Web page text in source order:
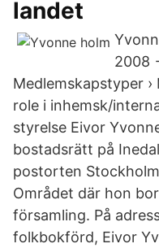
landet
2008
Medlemskapstyper
role i inhemsk/
styrelse Eivor
bostadsrätt på
postorten
Området där hon
församling. På
folkbokförd, Eivor